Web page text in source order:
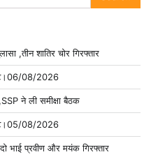
,तीन शातिर चोर गिरफ्तार
08/2026
ने ली समीक्षा बैठक
08/2026
भाई प्रवीण और मयंक गिरफ्तार